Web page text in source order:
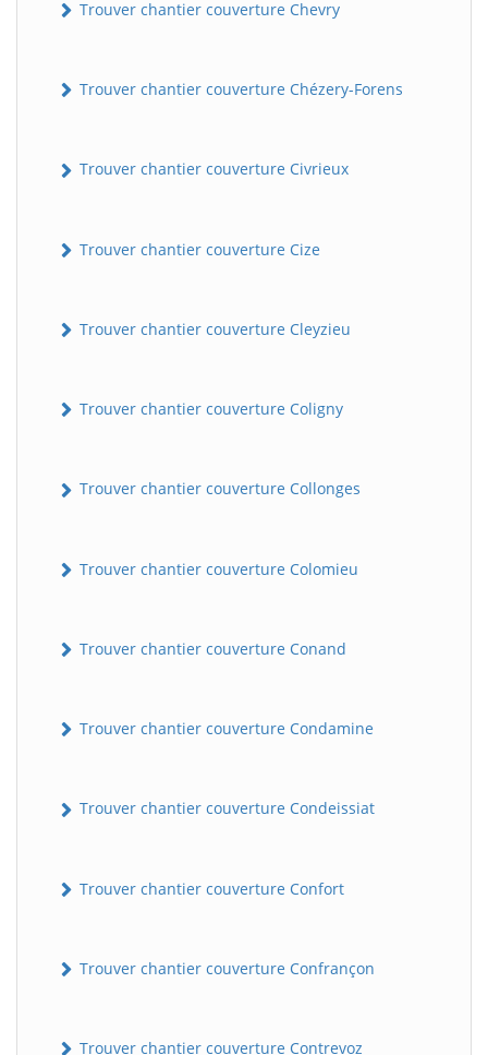
Trouver chantier couverture Chevry
Trouver chantier couverture Chézery-Forens
Trouver chantier couverture Civrieux
Trouver chantier couverture Cize
Trouver chantier couverture Cleyzieu
Trouver chantier couverture Coligny
Trouver chantier couverture Collonges
Trouver chantier couverture Colomieu
Trouver chantier couverture Conand
Trouver chantier couverture Condamine
Trouver chantier couverture Condeissiat
Trouver chantier couverture Confort
Trouver chantier couverture Confrançon
Trouver chantier couverture Contrevoz
BatiWebPro